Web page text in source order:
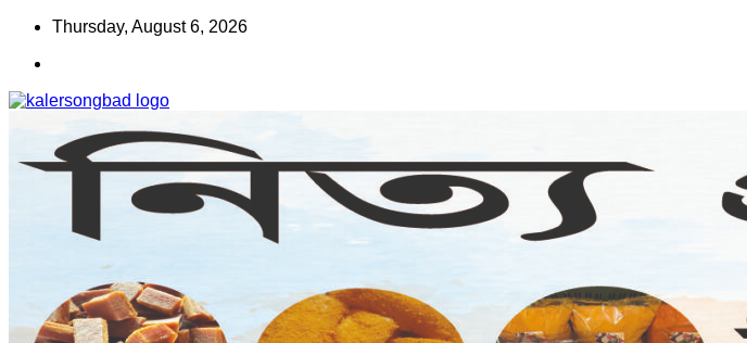
Skip
content
Thursday, August 6, 2026
কালের সংবাদ
www.kalersongbad.com